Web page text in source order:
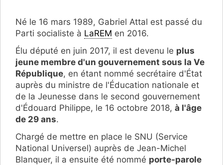
Né le 16 mars 1989, Gabriel Attal est passé du
Parti socialiste à LaREM en 2016.
Élu député en juin 2017, il est devenu le plus
jeune membre d'un gouvernement sous la Ve
République, en étant nommé secrétaire d'État
auprès du ministre de l'Éducation nationale et
de la Jeunesse dans le second gouvernement
d'Édouard Philippe, le 16 octobre 2018, à l'âge
de 29 ans.
Chargé de mettre en place le SNU (Service
National Universel) auprès de Jean-Michel
Blanquer, il a ensuite été nommé porte-parole